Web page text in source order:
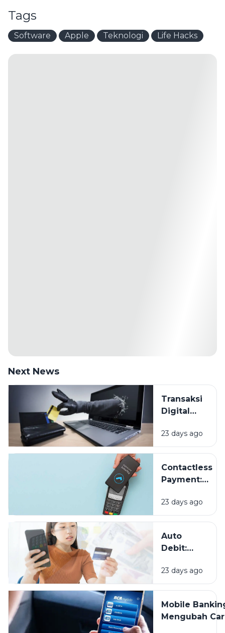
Tags
Software Apple Teknologi Life Hacks
Next News
Transaksi
Digital
Mudah,
Bagaimana
Melindungi
Data
23 days ago
Contactless
Payment:
Tren atau
Masa Depan
Pembayaran?
23 days ago
Auto
Debit:
untuk
Tagihan,
Jangan
Sampai
23 days ago
Mobile
Mengubah